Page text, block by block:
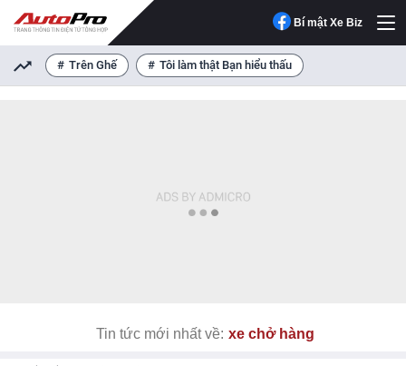
Bí mật Xe Biz
Trên Ghế Tôi làm thật Bạn hiểu thấu
Tin tức mới nhất về: xe chở hàng